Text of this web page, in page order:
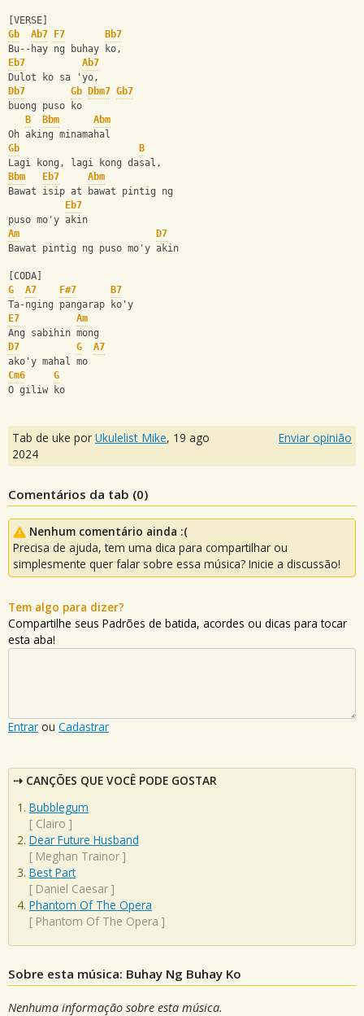
[VERSE]
Gb
Ab7 F7
Bb7
Bu--hay ng buhay ko,
Eb7
Ab7
Dulot ko sa 'yo,
Db7
Gb Dbm7 Gb7
buong puso ko
B
Bbm
Abm
Oh aking minamahal
Gb
B
Lagi kong, lagi kong dasal,
Bbm
Eb7
Abm
Bawat isip at bawat pintig ng
Eb7
puso mo'y akin
Am
D7
Bawat pintig ng puso mo'y akin
[CODA]
G
A7 F#7
B7
Ta-nging pangarap ko'y
E7
Am
Ang sabihin mong
D7
G
A7
ako'y mahal mo
Cm6
G
O giliw ko
Tab de uke por Ukulelist_Mike, 19 ago
2024
Enviar opinião
Comentários da tab (0)
Nenhum comentário ainda :(
Precisa de ajuda, tem uma dica para compartilhar ou
simplesmente quer falar sobre essa música? Inicie a discussão!
Tem algo para dizer?
Compartilhe seus Padrões de batida, acordes ou dicas para tocar
esta aba!
Entrar ou Cadastrar
CANÇÕES QUE VOCÊ PODE GOSTAR
Bubblegum
[ Clairo ]
Dear Future Husband
[ Meghan Trainor ]
Best Part
[ Daniel Caesar ]
Phantom Of The Opera
[ Phantom Of The Opera ]
Sobre esta música: Buhay Ng Buhay Ko
Nenhuma informação sobre esta música.